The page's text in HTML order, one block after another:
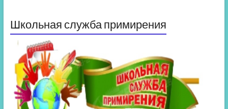
Школьная служба примирения